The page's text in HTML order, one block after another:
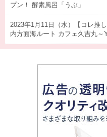
プン！ 酵素風呂「うぶ」
2023年1月11日（水）【コレ推
内方面海ルート カフェ久吉丸～